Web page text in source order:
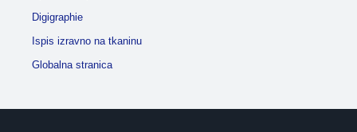
Digigraphie
Ispis izravno na tkaninu
Globalna stranica